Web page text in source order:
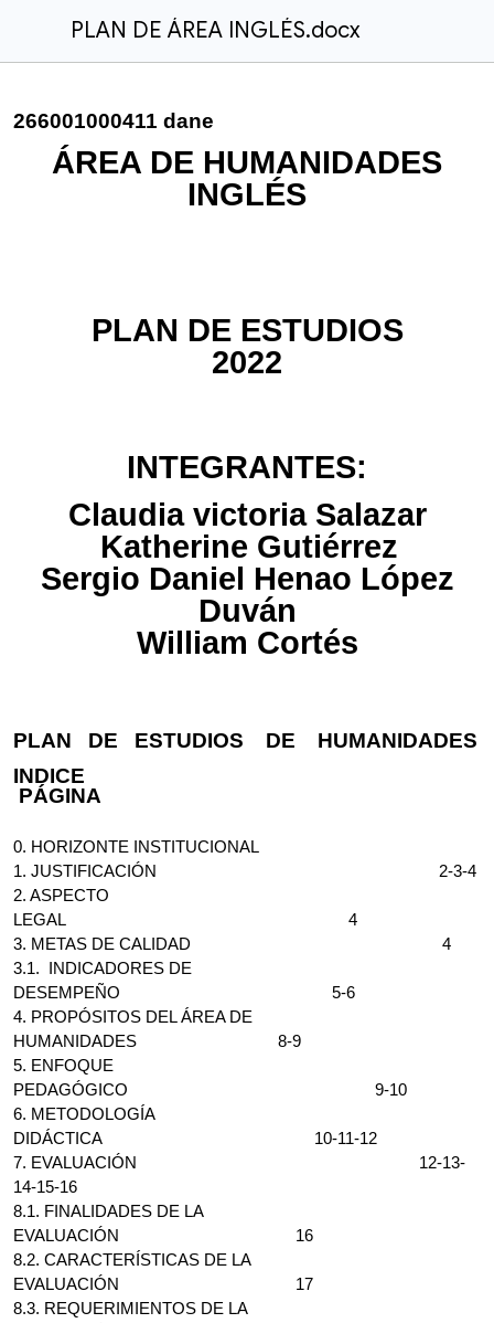
PLAN DE ÁREA INGLÉS.docx
266001000411 dane
ÁREA DE HUMANIDADES
INGLÉS
PLAN DE ESTUDIOS
2022
INTEGRANTES:
Claudia victoria Salazar
Katherine Gutiérrez
Sergio Daniel Henao López
Duván
William Cortés
PLAN DE ESTUDIOS DE HUMANIDADES
INDICE
PÁGINA
0. HORIZONTE INSTITUCIONAL
1. JUSTIFICACIÓN 2-3-4
2. ASPECTO
LEGAL 4
3. METAS DE CALIDAD 4
3.1. INDICADORES DE
DESEMPEÑO 5-6
4. PROPÓSITOS DEL ÁREA DE
HUMANIDADES 8-9
5. ENFOQUE
PEDAGÓGICO 9-10
6. METODOLOGÍA
DIDÁCTICA 10-11-12
7. EVALUACIÓN 12-13-
14-15-16
8.1. FINALIDADES DE LA
EVALUACIÓN 16
8.2. CARACTERÍSTICAS DE LA
EVALUACIÓN 17
8.3. REQUERIMIENTOS DE LA